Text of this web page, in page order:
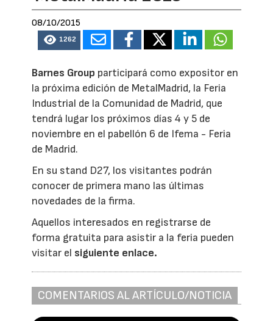
08/10/2015
1262
Barnes Group participará como expositor en
la próxima edición de MetalMadrid, la Feria
Industrial de la Comunidad de Madrid, que
tendrá lugar los próximos días 4 y 5 de
noviembre en el pabellón 6 de Ifema - Feria
de Madrid.
En su stand D27, los visitantes podrán
conocer de primera mano las últimas
novedades de la firma.
Aquellos interesados en registrarse de
forma gratuita para asistir a la feria pueden
visitar el siguiente enlace.
COMENTARIOS AL ARTÍCULO/NOTICIA